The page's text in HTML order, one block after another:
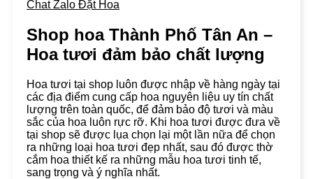
Chat Zalo Đặt Hoa
Shop hoa Thành Phố Tân An –
Hoa tươi đảm bảo chất lượng
Hoa tươi tại shop luôn được nhập về hàng ngày tại
các địa điểm cung cấp hoa nguyên liệu uy tín chất
lượng trên toàn quốc, để đảm bảo độ tươi và màu
sắc của hoa luôn rực rỡ. Khi hoa tươi được đưa về
tại shop sẽ được lụa chọn lại một lần nữa để chọn
ra những loại hoa tươi đẹp nhất, sau đó được thờ
cắm hoa thiết kế ra những mẫu hoa tươi tinh tế,
sang trọng và ý nghĩa nhất.